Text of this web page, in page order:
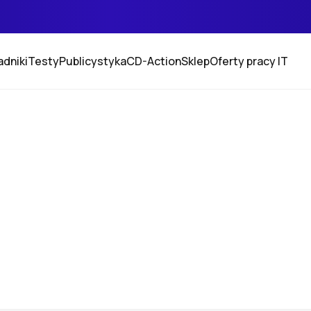
TestyPublicystykaCD-ActionSklepOferty pracy IT